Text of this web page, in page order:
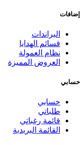
إضافات
البراندات
قسائم الهدايا
نظام العمولة
العروض المميزة
حسابي
حسابي
طلباتي
قائمة رغباتي
القائمة البريدية